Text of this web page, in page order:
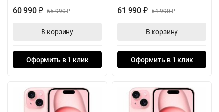
60 990 ₽ 65 990₽
В корзину
Оформить в 1 клик
61 990 ₽ 64 990₽
В корзину
Оформить в 1 клик